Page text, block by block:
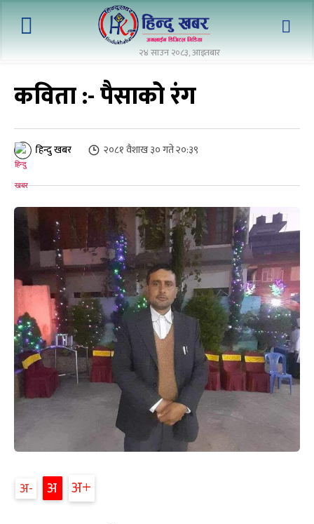
२४ साउन २०८३, आइतबार
कविता :- पैसाको रंग
हिन्दु खबर २०८१ वैशाख ३० गते २०:३९
अ- अ अ+